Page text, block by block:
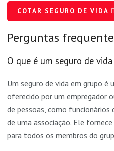
COTAR SEGURO DE VIDA
Perguntas
O que é um seguro de
Um seguro de vida em grupo é
oferecido por um empregador
de pessoas, como funcionários
de uma associação. Ele
para todos os membros do